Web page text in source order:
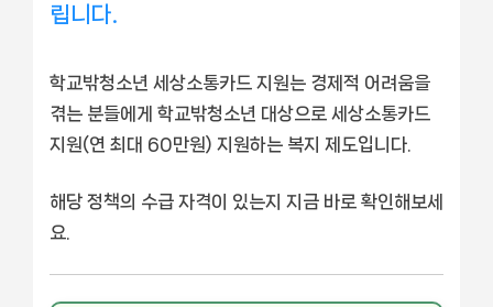
립니다.
학교밖청소년 세상소통카드 지원는 경제적 어려움을
겪는 분들에게 학교밖청소년 대상으로 세상소통카드
지원(연 최대 60만원) 지원하는 복지 제도입니다.
해당 정책의 수급 자격이 있는지 지금 바로 확인해보세
요.